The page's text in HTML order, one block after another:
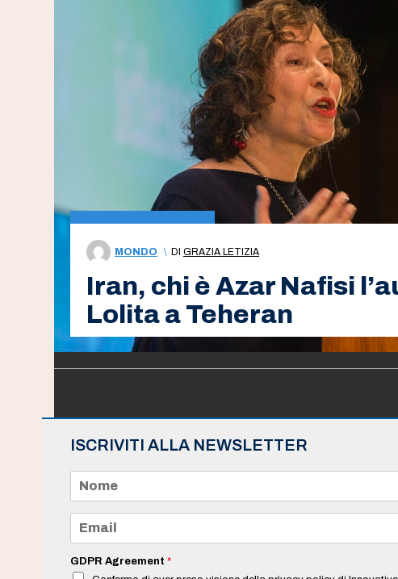
MONDO \ DI GRAZIA LETIZIA
Iran, chi è Azar Nafisi
Lolita a Teheran
ISCRIVITI ALLA NEWSLETTER
m
e
a
iGDPR Agreement *